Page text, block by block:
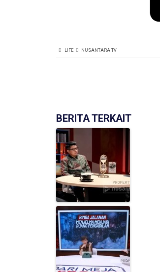
LIFE NUSANTARA TV
BERITA TERKAIT